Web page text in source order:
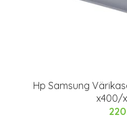
Hp Samsung
x400/